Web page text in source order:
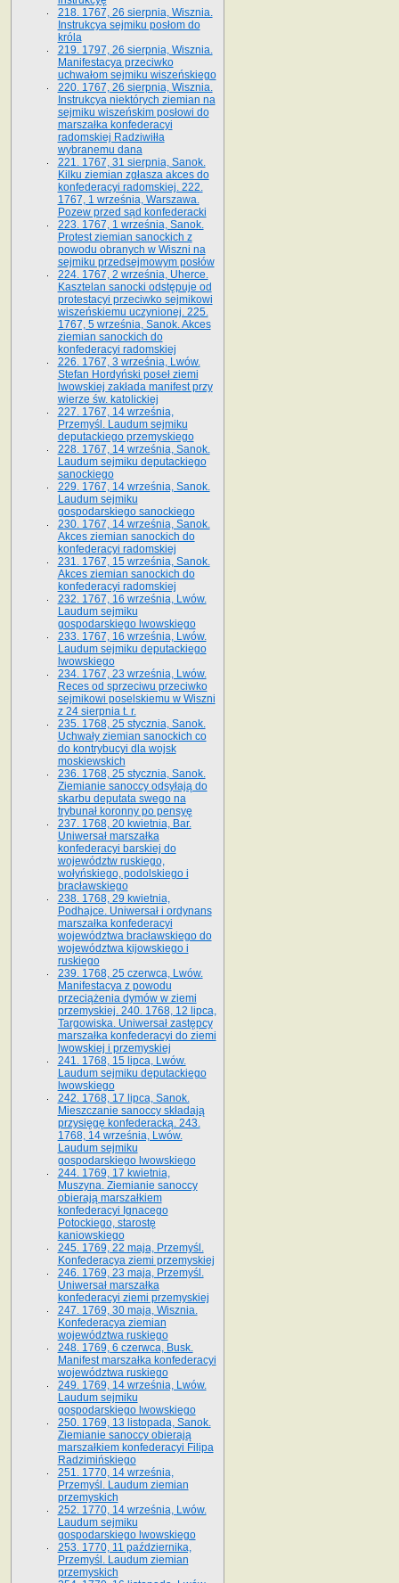
218. 1767, 26 sierpnia, Wisznia.
Instrukcya sejmiku posłom do
króla
219. 1797, 26 sierpnia, Wisznia.
Manifestacya przeciwko
uchwałom sejmiku wiszeńskiego
220. 1767, 26 sierpnia, Wisznia.
Instrukcya niektórych ziemian na
sejmiku wiszeńskim posłowi do
marszałka konfe­deracyi
radomskiej Radziwiłła
wybranemu dana
221. 1767, 31 sierpnia, Sanok.
Kilku ziemian zgłasza akces do
konfederacyi radomskiej. 222.
1767, 1 września, Warszawa.
Pozew przed sąd konfederacki
223. 1767, 1 września, Sanok.
Protest ziemian sanockich z
powodu obranych w Wiszni na
sejmiku przedsejmo­wym posłów
224. 1767, 2 września, Uherce.
Kasztelan sanocki odstępuje od
protestacyi przeciwko sejmikowi
wiszeńskiemu uczynionej. 225.
1767, 5 września, Sanok. Akces
ziemian sanockich do
konfederacyi radomskiej
226. 1767, 3 września, Lwów.
Stefan Hordyński poseł ziemi
lwowskiej zakłada manifest przy
wierze św. ka­tolickiej
227. 1767, 14 września,
Przemyśl. Laudum sejmiku
deputackiego przemyskiego
228. 1767, 14 września, Sanok.
Laudum sejmiku deputackiego
sanockiego
229. 1767, 14 września, Sanok.
Laudum sejmiku
gospodarskiego sanockiego
230. 1767, 14 września, Sanok.
Akces ziemian sanockich do
konfederacyi radomskiej
231. 1767, 15 września, Sanok.
Akces ziemian sanockich do
konfederacyi radomskiej
232. 1767, 16 września, Lwów.
Laudum sejmiku
gospodarskiego lwowskiego
233. 1767, 16 września, Lwów.
Laudum sejmiku deputackiego
lwowskiego
234. 1767, 23 września, Lwów.
Reces od sprzeciwu przeciwko
sejmikowi poselskiemu w Wiszni
z 24 sierpnia t. r.
235. 1768, 25 stycznia, Sanok.
Uchwały ziemian sanockich co
do kontrybucyi dla wojsk
moskiewskich
236. 1768, 25 stycznia, Sanok.
Ziemianie sanoccy odsyłają do
skarbu deputata swego na
trybunał koronny po pensyę
237. 1768, 20 kwietnia, Bar.
Uniwersał marszałka
konfederacyi barskiej do
województw ruskiego,
wołyńskiego, podolskiego i
bracławskiego
238. 1768, 29 kwietnia,
Podhajce. Uniwersał i ordynans
marszałka konfederacyi
województwa bracławskiego do
wo­jewództwa kijowskiego i
ruskiego
239. 1768, 25 czerwca, Lwów.
Manifestacya z powodu
przeciążenia dymów w ziemi
przemyskiej. 240. 1768, 12 lipca,
Targowiska. Uniwersał zastępcy
marszałka konfederacyi do ziemi
lwowskiej i przemyskiej
241. 1768, 15 lipca, Lwów.
Laudum sejmiku deputackiego
lwowskiego
242. 1768, 17 lipca, Sanok.
Mieszczanie sanoccy składają
przysięgę konfederacką. 243.
1768, 14 września, Lwów.
Laudum sejmiku
gospodarskiego lwowskiego
244. 1769, 17 kwietnia,
Muszyna. Ziemianie sanoccy
obierają marszałkiem
konfederacyi Ignacego
Potockiego, starostę
kaniowskiego
245. 1769, 22 maja, Przemyśl.
Konfederacya ziemi przemyskiej
246. 1769, 23 maja, Przemyśl.
Uniwersał marszałka
konfederacyi ziemi przemyskiej
247. 1769, 30 maja, Wisznia.
Konfederacya ziemian
województwa ruskiego
248. 1769, 6 czerwca, Busk.
Manifest marszałka konfederacyi
województwa ruskiego
249. 1769, 14 września, Lwów.
Laudum sejmiku
gospodarskiego lwowskiego
250. 1769, 13 listopada, Sanok.
Ziemianie sanoccy obierają
marszałkiem konfederacyi Filipa
Radzimińskiego
251. 1770, 14 września,
Przemyśl. Laudum ziemian
przemyskich
252. 1770, 14 września, Lwów.
Laudum sejmiku
gospodarskiego lwowskiego
253. 1770, 11 października,
Przemyśl. Laudum ziemian
przemyskich